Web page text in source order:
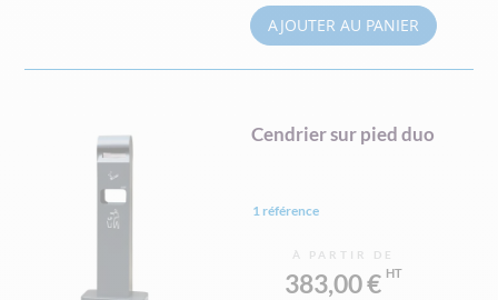
AJOUTER AU PANIER
Cendrier sur pied duo
1 référence
À PARTIR DE
383,00 €